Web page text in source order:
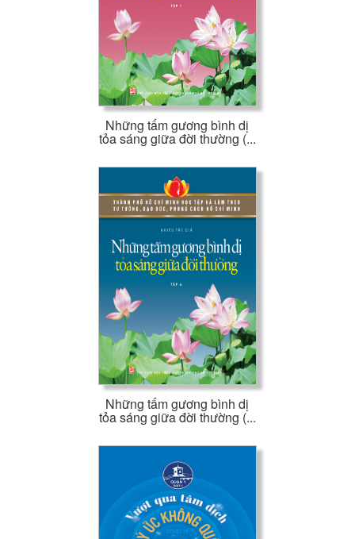
Những tấm gương bình dị
tỏa sáng giữa đời thường (...
Những tấm gương bình dị
tỏa sáng giữa đời thường (...